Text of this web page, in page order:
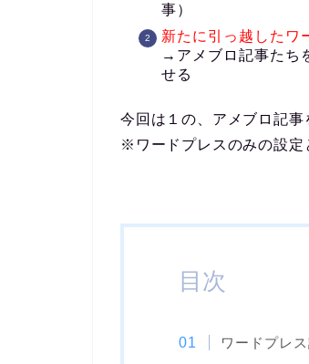
事）
新たに引っ越したワ
→アメブロ記事たち
せる
今回は１の、アメブロ記事
※ワードプレスのみの設定
目次
ワードプレ